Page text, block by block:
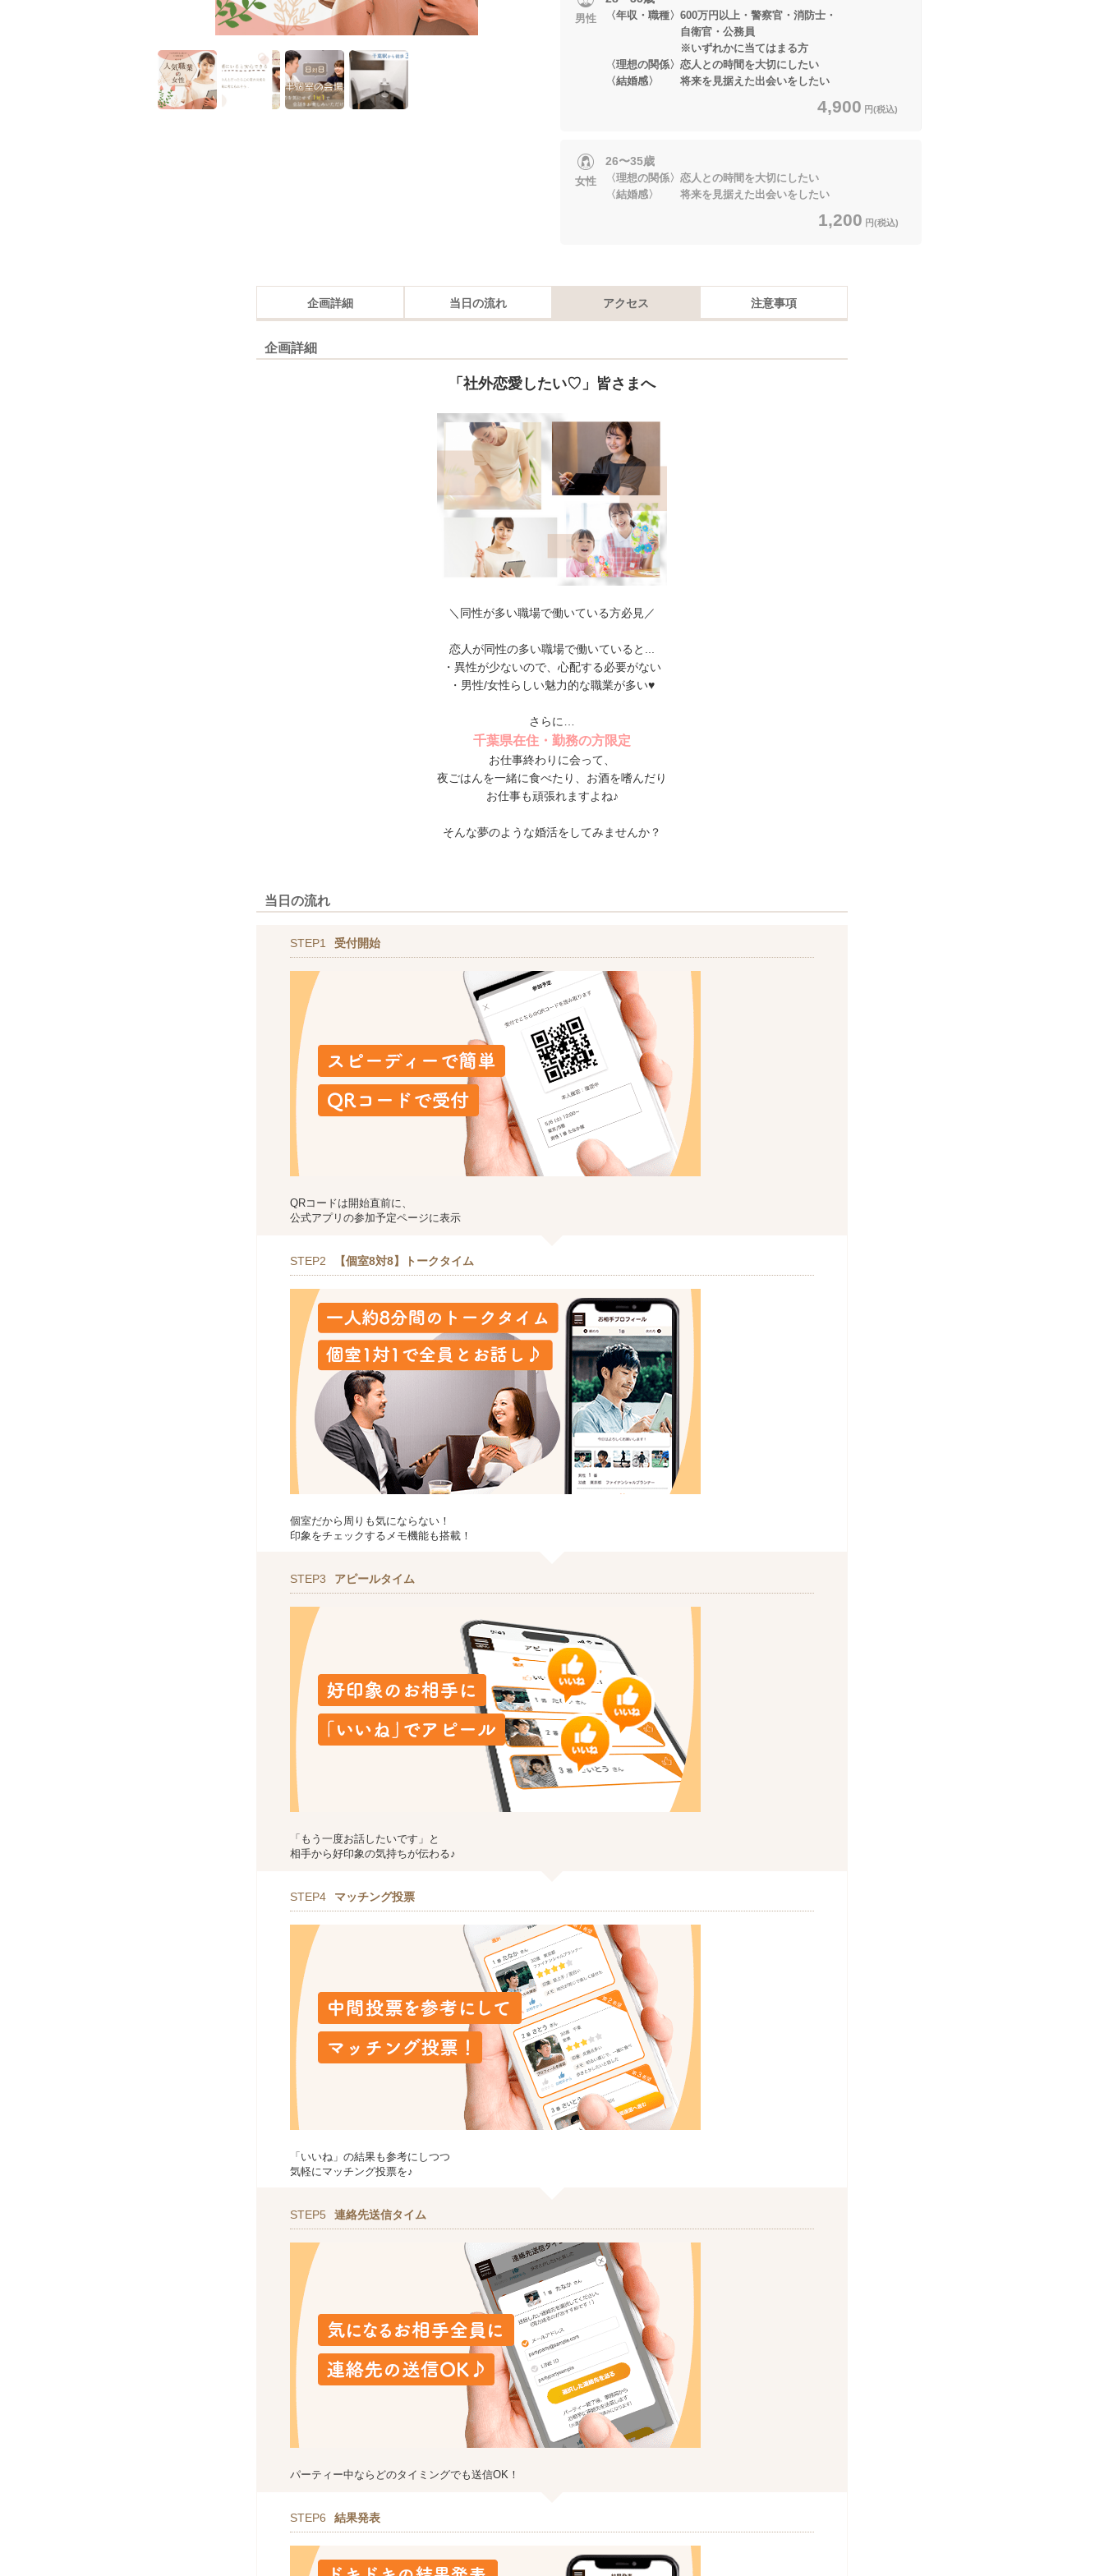
男性
〈年収・職種〉600万円以上・警察官・消防士・
自衛官・公務員
※いずれかに当てはまる方
〈理想の関係〉恋人との時間を大切にしたい
〈結婚感〉 将来を見据えた出会いをしたい
4,900 円(税込)
女性
26〜35歳
〈理想の関係〉恋人との時間を大切にしたい
〈結婚感〉 将来を見据えた出会いをしたい
1,200 円(税込)
企画詳細 当日の流れ アクセス 注意事項
企画詳細
「社外恋愛したい♡」皆さまへ
＼同性が多い職場で働いている方必見／
恋人が同性の多い職場で働いていると...
・異性が少ないので、心配する必要がない
・男性/女性らしい魅力的な職業が多い♥
さらに…
千葉県在住・勤務の方限定
お仕事終わりに会って、
夜ごはんを一緒に食べたり、お酒を嗜んだり
お仕事も頑張れますよね♪
そんな夢のような婚活をしてみませんか？
当日の流れ
STEP1 受付開始
QRコードは開始直前に、
公式アプリの参加予定ページに表示
STEP2 【個室8対8】トークタイム
個室だから周りも気にならない！
印象をチェックするメモ機能も搭載！
STEP3 アピールタイム
「もう一度お話したいです」と
相手から好印象の気持ちが伝わる♪
STEP4 マッチング投票
「いいね」の結果も参考にしつつ
気軽にマッチング投票を♪
STEP5 連絡先送信タイム
パーティー中ならどのタイミングでも送信OK！
STEP6 結果発表